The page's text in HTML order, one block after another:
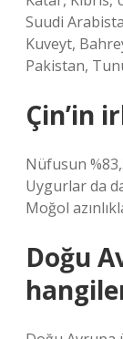
Suudi
Kuveyt,
Pakistan,
Çin’in
Nüfusun
Uygurlar da
Moğol
Doğu